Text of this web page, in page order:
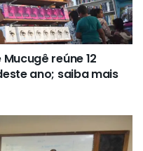
reúne 12
ano; saiba mais